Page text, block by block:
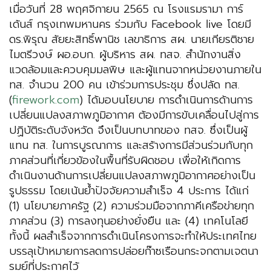
เมื่อวันที่ 28 พฤศจิกายน 2565 ณ โรงแรมรามา การ์
เด้นส์ กรุงเทพมหานคร ร่วมกับ Facebook live โดยมี
ดร.พิรุณ สัยยะสิทธิ์พานิช เลขาธิการ สผ. นายเกียรติชาย
ไมตรีวงษ์ ผอ.อบก. ผู้บริหาร สผ. ทสจ. สำนักงานสิ่ง
แวดล้อมและควบคุมมลพิษ และผู้แทนจากหน่วยงานภายใน
ทส. จำนวน 200 คน เข้าร่วมการประชุม ซึ่งปลัด ทส.
(firework.com) ได้มอบนโยบาย การดำเนินการด้านการ
เปลี่ยนแปลงสภาพภูมิอากาศ ต้องมีการขับเคลื่อนไปสู่การ
ปฏิบัติระดับจังหวัด จึงเป็นบทบาทของ ทสจ. ซึ่งเป็นผู้
แทน ทส. ในการบูรณาการ และสร้างการมีส่วนร่วมกับทุก
ภาคส่วนที่เกี่ยวข้องในพื้นที่รับผิดชอบ เพื่อให้เกิดการ
ดำเนินงานด้านการเปลี่ยนแปลงสภาพภูมิอากาศอย่างเป็น
รูปธรรม โดยเน้นย้ำปัจจัยความสำเร็จ 4 ประการ ได้แก่
(1) นโยบายภาครัฐ (2) ความร่วมมือจากภาคีเครือข่ายทุก
ภาคส่วน (3) การลงทุนอย่างยั่งยืน และ (4) เทคโนโลยี
ทั้งนี้ ผลสำเร็จจากการดำเนินโครงการจะทำให้ประเทศไทย
บรรลุเป้าหมายการลดการปล่อยก๊าซเรือนกระจกตามเจตนา
รมย์ที่ประกาศไว้